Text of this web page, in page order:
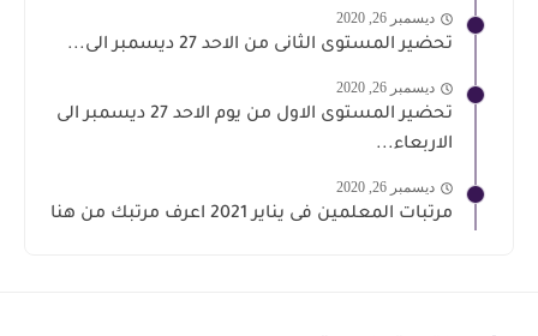
ديسمبر 26, 2020
تحضير المستوى الثانى من الاحد 27 ديسمبر الى...
ديسمبر 26, 2020
تحضير المستوى الاول من يوم الاحد 27 ديسمبر الى
الاربعاء...
ديسمبر 26, 2020
مرتبات المعلمين فى يناير 2021 اعرف مرتبك من هنا